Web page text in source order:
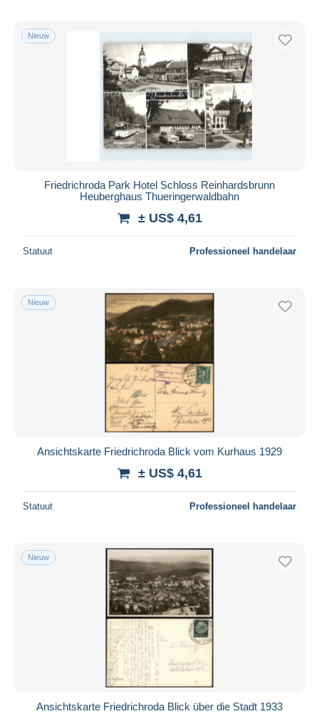
Nieuw
Friedrichroda Park Hotel Schloss Reinhardsbrunn
Heuberghaus Thueringerwaldbahn
± US$ 4,61
Statuut Professioneel handelaar
Nieuw
Ansichtskarte Friedrichroda Blick vom Kurhaus 1929
± US$ 4,61
Statuut Professioneel handelaar
Nieuw
Ansichtskarte Friedrichroda Blick über die Stadt 1933